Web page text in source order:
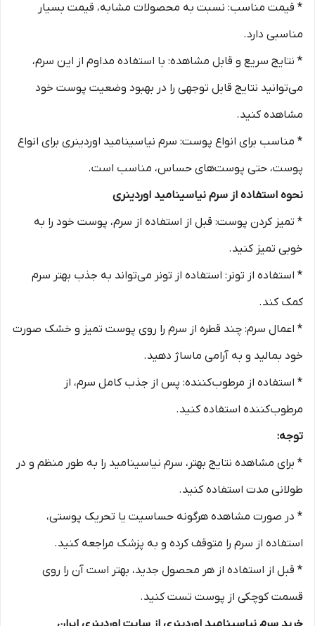
* قیمت مناسب: نسبت به محصولات مشابه، قیمت بسیار
مناسبی دارد.
* نتایج سریع و قابل مشاهده: با استفاده مداوم از این سرم،
می‌توانید نتایج قابل توجهی را در بهبود وضعیت پوست خود
مشاهده کنید.
* مناسب برای انواع پوست: سرم نیاسینامید اوردینری برای انواع
پوست، حتی پوست‌های حساس، مناسب است.
نحوه استفاده از سرم نیاسینامید اوردینری
* تمیز کردن پوست: قبل از استفاده از سرم، پوست خود را به
خوبی تمیز کنید.
* استفاده از تونر: استفاده از تونر می‌تواند به جذب بهتر سرم
کمک کند.
* اعمال سرم: چند قطره از سرم را روی پوست تمیز و خشک صورت
خود بمالید و به آرامی ماساژ دهید.
* استفاده از مرطوب‌کننده: پس از جذب کامل سرم، از
مرطوب‌کننده استفاده کنید.
توجه:
* برای مشاهده نتایج بهتر، سرم نیاسینامید را به طور منظم و در
طولانی مدت استفاده کنید.
* در صورت مشاهده هرگونه حساسیت یا تحریک پوستی،
استفاده از سرم را متوقف کرده و به پزشک مراجعه کنید.
* قبل از استفاده از هر محصول جدید، بهتر است آن را روی
قسمت کوچکی از پوست تست کنید.